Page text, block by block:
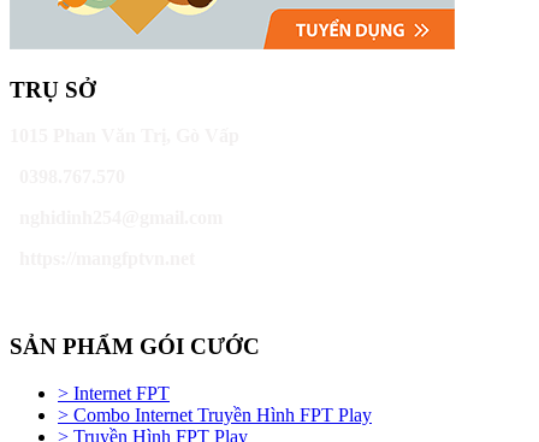
TRỤ SỞ
SẢN PHẨM GÓI CƯỚC
> Internet FPT
> Combo Internet Truyền Hình FPT Play
> Truyền Hình FPT Play